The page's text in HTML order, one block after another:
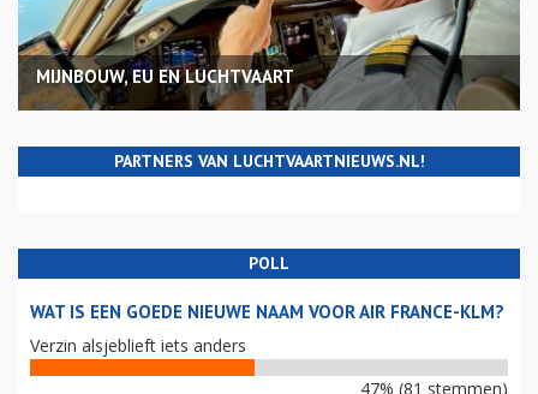
MIJNBOUW, EU EN LUCHTVAART
PARTNERS VAN LUCHTVAARTNIEUWS.NL!
POLL
WAT IS EEN GOEDE NIEUWE NAAM VOOR AIR FRANCE-KLM?
Verzin alsjeblieft iets anders
47% (81 stemmen)